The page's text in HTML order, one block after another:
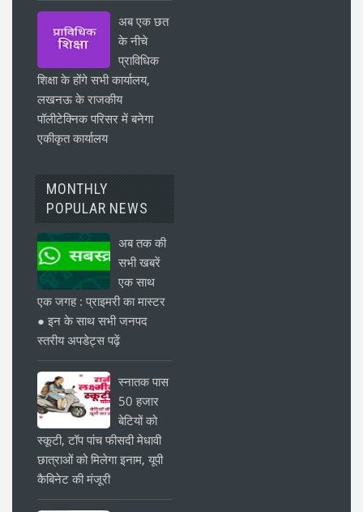
अब एक छत
के नीचे
प्राविधिक
शिक्षा के होंगे सभी कार्यालय,
लखनऊ के राजकीय
पॉलीटेक्निक परिसर में बनेगा
एकीकृत कार्यालय
MONTHLY
POPULAR NEWS
अब तक की
सभी खबरें
एक साथ
एक जगह : प्राइमरी का मास्टर
● इन के साथ सभी जनपद
स्तरीय अपडेट्स पढ़ें
स्नातक पास
50 हजार
बेटियों को
स्कूटी, टॉप पांच फीसदी मेधावी
छात्राओं को मिलेगा इनाम, यूपी
कैबिनेट की मंजूरी